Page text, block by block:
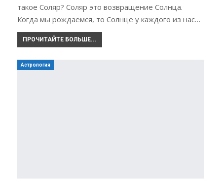
такое Соляр? Соляр это возвращение Солнца.
Когда мы рождаемся, то Солнце у каждого из нас…
ПРОЧИТАЙТЕ БОЛЬШЕ...
Астрология